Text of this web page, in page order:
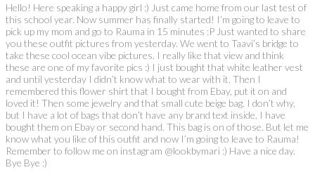
Hello! Here speaking a happy girl :) Just came home from our last test of
this school year. Now summer has finally started! I’m going to leave to
pick up my mom and go to Rauma in 15 minutes :P Just wanted to share
you these outfit pictures from yesterday. We went to Taavi’s bridge to
take these cool ocean vibe pictures. I really like that view and think
these are one of my favorite pics :) I just bought that white leather vest
and until yesterday I didn’t know what to wear with it. Then I
remembered this flower shirt that I bought from Ebay, put it on and
loved it! Then some jewelry and that small cute beige bag. I don’t why,
but I have a lot of bags that don’t have any brand text inside. I have
bought them on Ebay or second hand. This bag is on of those. But let me
know what you like of this outfit and now I’m going to leave to Rauma!
Remember to follow me on instagram @lookbymari :) Have a nice day.
Bye Bye :)